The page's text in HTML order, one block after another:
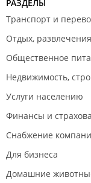
РАЗДЕЛЫ
Транспорт и
Отдых,
Общественное
Недвижимость,
Услуги населению
Финансы и
Снабжение
Для бизнеса
Домашние